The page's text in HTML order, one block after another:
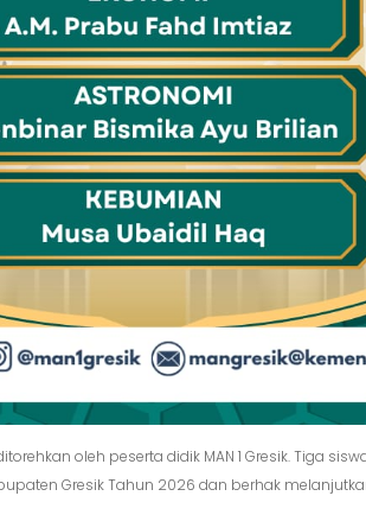
oleh peserta didik MAN 1 Gresik. Tiga
Gresik Tahun 2026 dan berhak